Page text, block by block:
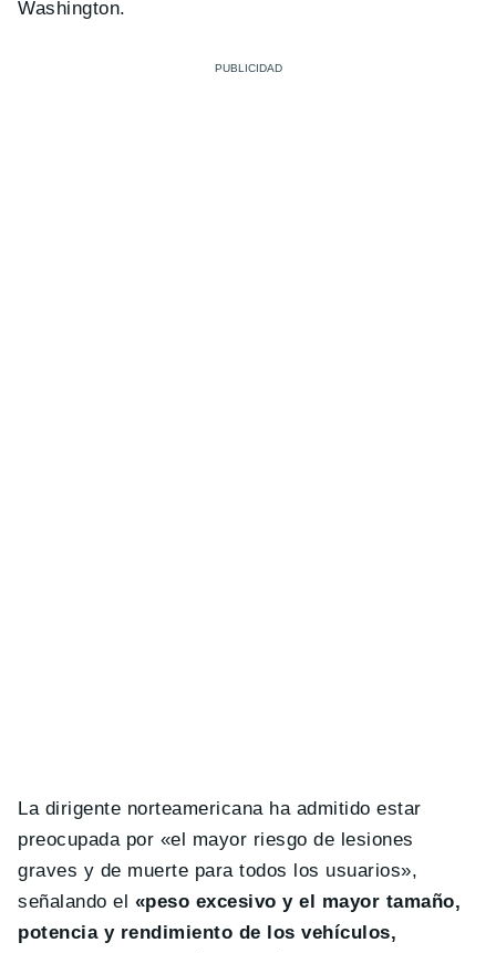
Washington.
La dirigente norteamericana ha admitido estar
preocupada por «el mayor riesgo de lesiones
graves y de muerte para todos los usuarios»,
señalando el «peso excesivo y el mayor tamaño,
potencia y rendimiento de los vehículos,